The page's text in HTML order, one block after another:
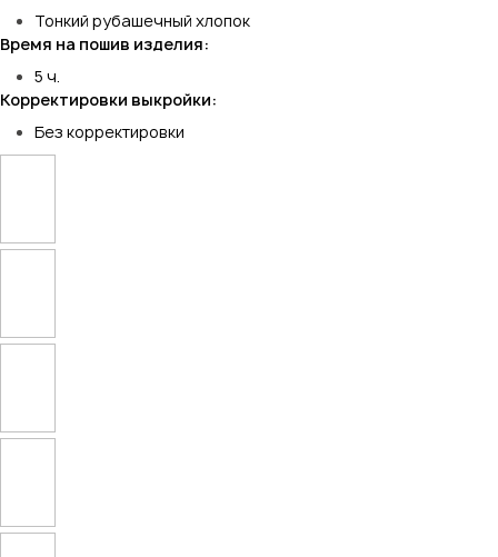
Тонкий рубашечный хлопок
Время на пошив изделия:
5 ч.
Корректировки выкройки:
Без корректировки